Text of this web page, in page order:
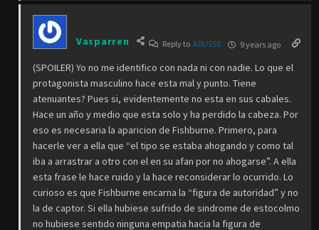
Vasparren Reply toARUSSS 9 years ago
(SPOILER) Yo no me identifico con nada ni con nadie. Lo que el
protagonista masculino hace esta mal y punto. Tiene
atenuantes? Pues si, evidentemente no esta en sus cabales.
Hace un año y medio que esta solo y ha perdido la cabeza. Por
eso es necesaria la aparicion de Fishburne. Primero, para
hacerle ver a ella que “el tipo se estaba ahogando y como tal
iba a arrastrar a otro con el en su afan por no ahogarse”. A ella
esta frase le hace ruido y la hace reconsiderar lo ocurrido. Lo
curioso es que Fishburne encarna la “figura de autoridad” y no
la de captor. Si ella hubiese sufrido de sindrome de estocolmo
no hubiese sentido ninguna empatia hacia la figura de